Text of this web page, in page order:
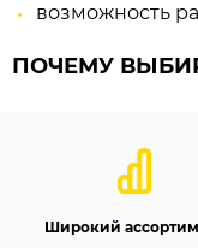
возможность
ПОЧЕМУ
Широкий